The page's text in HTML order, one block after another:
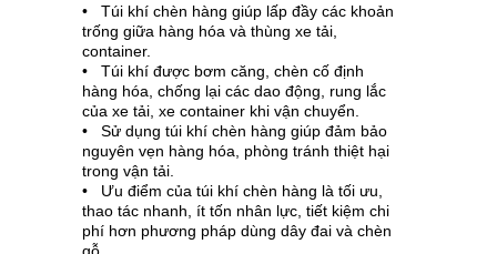
• Túi khí chèn hàng giúp lấp đầy các khoản
trống giữa hàng hóa và thùng xe tải,
container.
• Túi khí được bơm căng, chèn cố định
hàng hóa, chống lại các dao động, rung lắc
của xe tải, xe container khi vận chuyển.
• Sử dụng túi khí chèn hàng giúp đảm bảo
nguyên vẹn hàng hóa, phòng tránh thiệt hại
trong vận tải.
• Ưu điểm của túi khí chèn hàng là tối ưu,
thao tác nhanh, ít tốn nhân lực, tiết kiệm chi
phí hơn phương pháp dùng dây đai và chèn